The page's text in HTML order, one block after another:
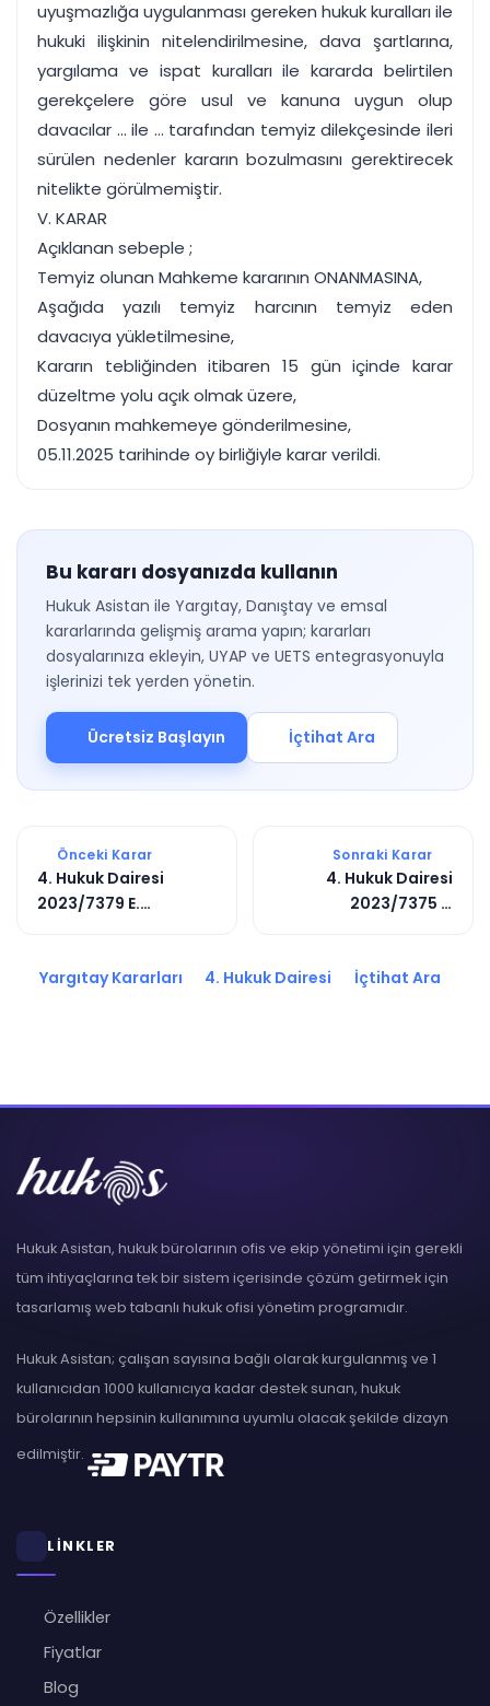
uyuşmazlığa uygulanması gereken hukuk kuralları ile
hukuki ilişkinin nitelendirilmesine, dava şartlarına,
yargılama ve ispat kuralları ile kararda belirtilen
gerekçelere göre usul ve kanuna uygun olup
davacılar ... ile ... tarafından temyiz dilekçesinde ileri
sürülen nedenler kararın bozulmasını gerektirecek
nitelikte görülmemiştir.
V. KARAR
Açıklanan sebeple ;
Temyiz olunan Mahkeme kararının ONANMASINA,
Aşağıda yazılı temyiz harcının temyiz eden
davacıya yükletilmesine,
Kararın tebliğinden itibaren 15 gün içinde karar
düzeltme yolu açık olmak üzere,
Dosyanın mahkemeye gönderilmesine,
05.11.2025 tarihinde oy birliğiyle karar verildi.
Bu kararı dosyanızda kullanın
Hukuk Asistan ile Yargıtay, Danıştay ve emsal
kararlarında gelişmiş arama yapın; kararları
dosyalarınıza ekleyin, UYAP ve UETS entegrasyonuyla
işlerinizi tek yerden yönetin.
Ücretsiz Başlayın İçtihat Ara
Önceki Karar
4. Hukuk Dairesi
2023/7379 E.
Sonraki Karar
4. Hukuk Dairesi
2023/7375 E.
Yargıtay Kararları 4. Hukuk Dairesi İçtihat Ara
Hukuk Asistan, hukuk bürolarının ofis ve ekip yönetimi için gerekli
tüm ihtiyaçlarına tek bir sistem içerisinde çözüm getirmek için
tasarlamış web tabanlı hukuk ofisi yönetim programıdır.
Hukuk Asistan; çalışan sayısına bağlı olarak kurgulanmış ve 1
kullanıcıdan 1000 kullanıcıya kadar destek sunan, hukuk
bürolarının hepsinin kullanımına uyumlu olacak şekilde dizayn
edilmiştir.
LİNKLER
Özellikler
Fiyatlar
Blog